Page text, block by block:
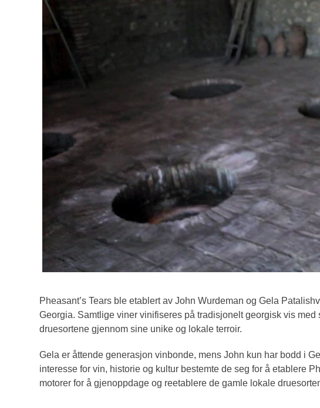
Pheasant’s Tears ble etablert av John Wurdeman og Gela
Georgia. Samtlige viner vinifiseres på tradisjonelt georgisk vis
druesortene gjennom sine unike og lokale terroir.
Gela er åttende generasjon vinbonde, mens John kun har bodd i
interesse for vin, historie og kultur bestemte de seg for å etablere
motorer for å gjenoppdage og reetablere de gamle lokale